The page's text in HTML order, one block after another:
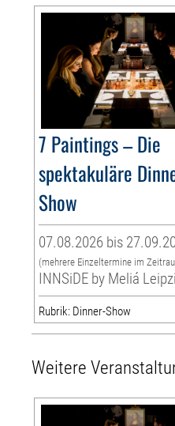
7 Paintings – Die
spektakuläre
Show
07.08.2026 bis
(mehrere Einzeltermine im
INNSiDE by Meliá
Rubrik: Dinner-Show
Weitere